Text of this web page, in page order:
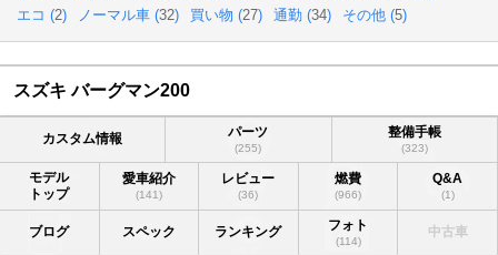
エコ (2) ノーマル車 (32) 買い物 (27) 通勤 (34) その他 (5)
スズキ バーグマン200
カスタム情報 パーツ
(255)
整備手帳
(323)
モデル
トップ
愛車紹介
(141)
レビュー
(36)
燃費
(966)
Q&A
(1)
ブログ スペック ランキング フォト
(114)
中古車